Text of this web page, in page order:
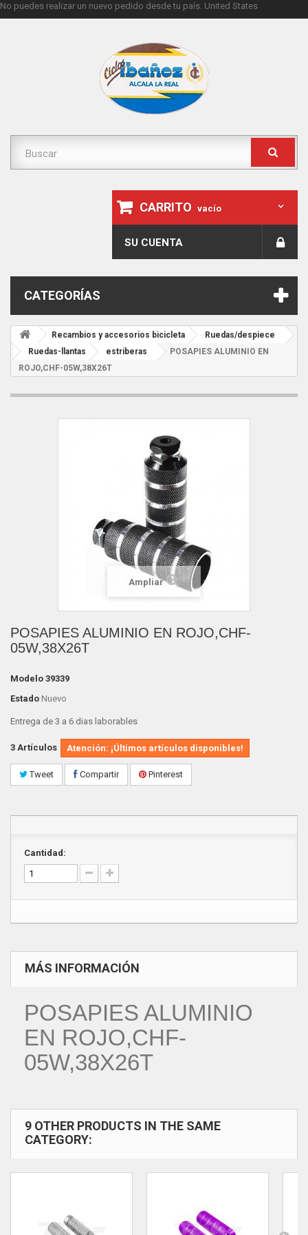
No puedes realizar un nuevo pedido desde tu país. United States
CARRITO vacío
SU CUENTA
CATEGORÍAS
Recambios y accesorios bicicleta
Ruedas/despiece
Ruedas-llantas
estriberas
POSAPIES ALUMINIO EN
ROJO,CHF-05W,38X26T
Ampliar
POSAPIES ALUMINIO EN ROJO,CHF-
05W,38X26T
Modelo 39339
Estado Nuevo
Entrega de 3 a 6 dias laborables
3 Artículos Atención: ¡Últimos artículos disponibles!
Tweet Compartir Pinterest
Cantidad:
MÁS INFORMACIÓN
POSAPIES ALUMINIO
EN ROJO,CHF-
05W,38X26T
9 OTHER PRODUCTS IN THE SAME
CATEGORY: